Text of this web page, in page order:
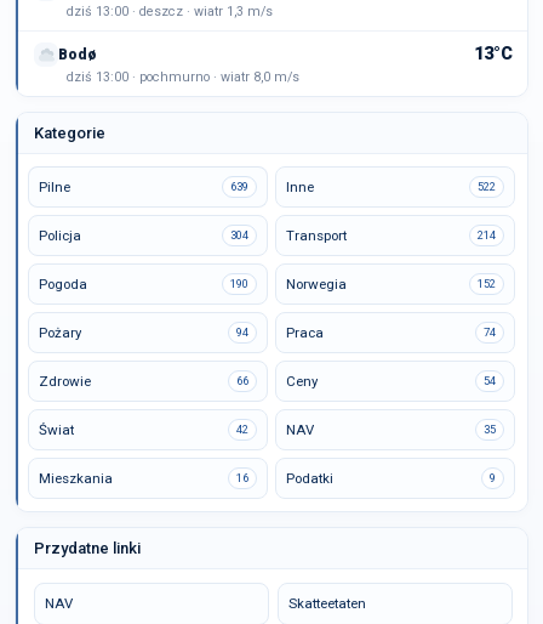
dziś 13:00 · deszcz · wiatr 1,3 m/s
Bodø 13°C
dziś 13:00 · pochmurno · wiatr 8,0 m/s
Kategorie
Pilne 639 Inne 522
Policja 304 Transport 214
Pogoda 190 Norwegia 152
Pożary 94 Praca 74
Zdrowie 66 Ceny 54
Świat 42 NAV 35
Mieszkania 16 Podatki 9
Przydatne linki
NAV Skatteetaten